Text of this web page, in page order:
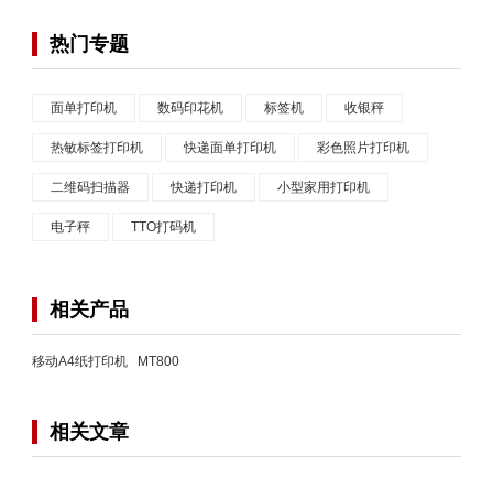
热门专题
面单打印机 数码印花机 标签机 收银秤
热敏标签打印机 快递面单打印机 彩色照片打印机
二维码扫描器 快递打印机 小型家用打印机
电子秤 TTO打码机
相关产品
移动A4纸打印机 MT800
相关文章